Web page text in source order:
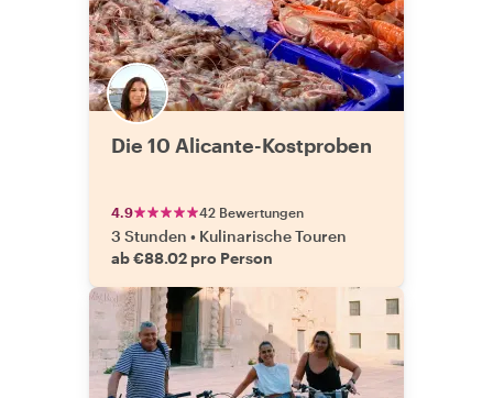
Die 10 Alicante-Kostproben
4.9 42 Bewertungen
3 Stunden • Kulinarische Touren
ab €88.02 pro Person